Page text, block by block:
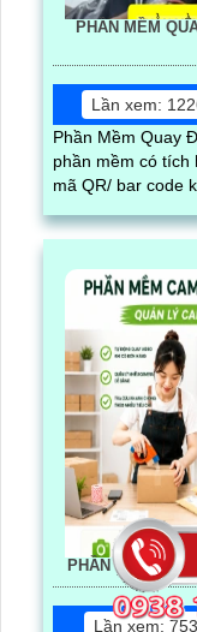
PHẦN MỀM
Lần xem:
Phần Mềm Quay
phần mềm có tích
mã QR/ bar code
PHẦN MỀM
Lần xem: 753